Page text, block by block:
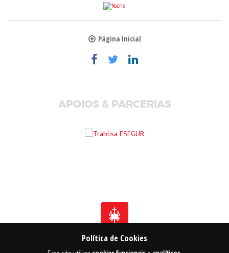
Política de Cookies
Página Inicial
APOIOS & PARCERIAS